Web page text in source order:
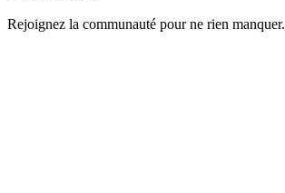
Rejoignez la communauté pour ne rien manquer.